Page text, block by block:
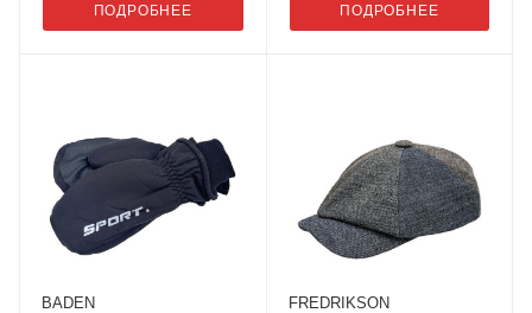
ПОДРОБНЕЕ ПОДРОБНЕЕ
BADEN
FREDRIKSON